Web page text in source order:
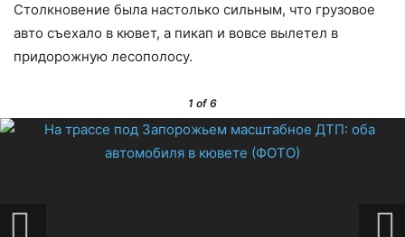
Столкновение была настолько сильным, что грузовое
авто съехало в кювет, а пикап и вовсе вылетел в
придорожную лесополосу.
1 of 6